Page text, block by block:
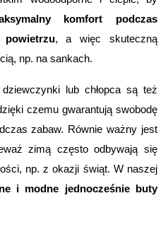
komfort podczas
, a więc skuteczną
np. na sankach.
lub chłopca są też
czemu gwarantują swobodę
zabaw. Równie ważny jest
zimą często odbywają się
np. z okazji świąt. W naszej
i modne jednocześnie buty